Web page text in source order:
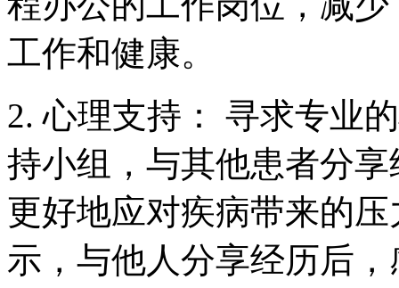
工作和健康。
2. 心理支持： 寻求专业
持小组，与其他患者分
更好地应对疾病带来的
示，与他人分享经历后